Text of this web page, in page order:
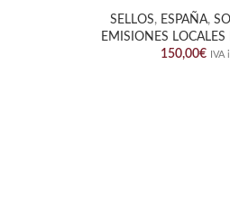
SELLOS, ESPAÑA,
EMISIONES LOCALES
150,00€ IVA